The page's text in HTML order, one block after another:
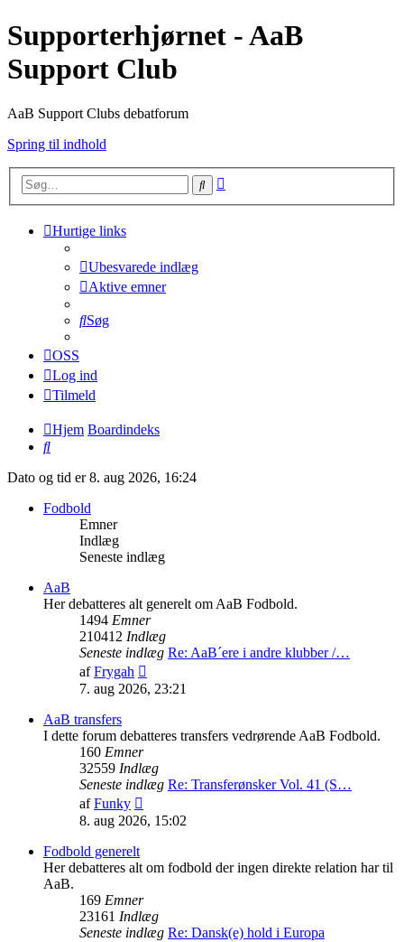
Supporterhjørnet - AaB
Support Club
AaB Support Clubs debatforum
Spring til indhold
Søg
Hurtige links
Ubesvarede indlæg
Aktive emner
Søg
OSS
Log ind
Tilmeld
Hjem Boardindeks
Søg
Dato og tid er 8. aug 2026, 16:24
Fodbold
Emner
Indlæg
Seneste indlæg
AaB
Her debatteres alt generelt om AaB Fodbold.
1494 Emner
210412 Indlæg
Seneste indlæg Re: AaB´ere i andre klubber /…
afFrygah
det
7. aug 2026, 23:21
AaB transfers
I dette forum debatteres transfers vedrørende AaB Fodbold.
160 Emner
32559 Indlæg
Seneste indlæg Re: Transferønsker Vol. 41 (S…
afFunky
det
8. aug 2026, 15:02
Fodbold generelt
Her debatteres alt om fodbold der ingen direkte relation har til
AaB.
169 Emner
23161 Indlæg
Seneste indlæg Re: Dansk(e) hold i Europa